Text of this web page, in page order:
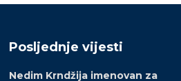
Posljednje vijesti
Nedim Krndžija imenovan za